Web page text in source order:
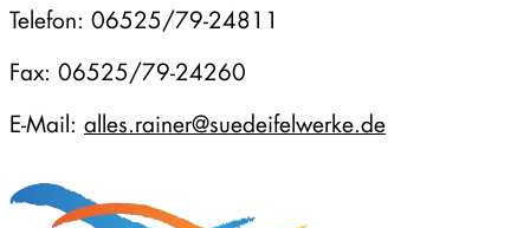
Telefon: 06525/79-24811
Fax: 06525/79-24260
E-Mail: alles.rainer@suedeifelwerke.de